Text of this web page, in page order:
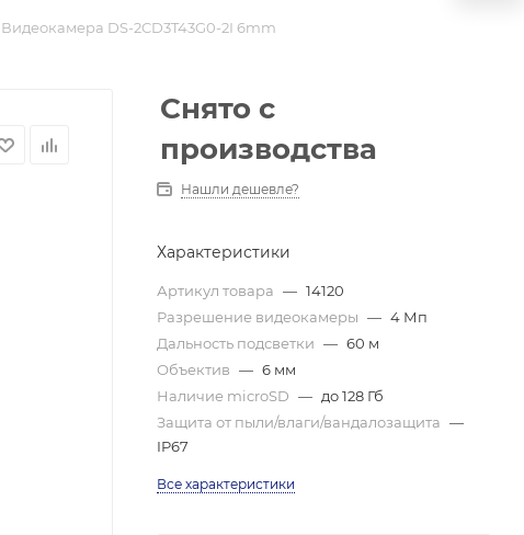
Видеокамера DS-2CD3T43G0-2I 6mm
Снято с
производства
Нашли дешевле?
Характеристики
Артикул товара — 14120
Разрешение видеокамеры — 4 Мп
Дальность подсветки — 60 м
Объектив — 6 мм
Наличие microSD — до 128 Гб
Защита от пыли/влаги/вандалозащита —
IP67
Все характеристики